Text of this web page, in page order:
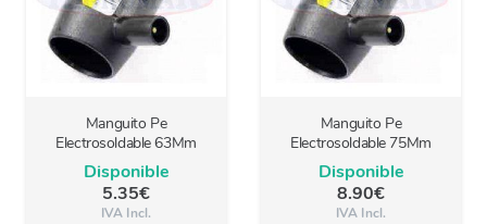
Manguito Pe
Electrosoldable 63Mm
Disponible
5.35€
IVA Incl.
Manguito Pe
Electrosoldable 75Mm
Disponible
8.90€
IVA Incl.